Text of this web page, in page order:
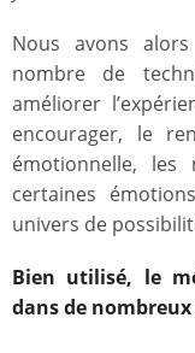
Nous avons
nombre de
améliorer
encourager, le
émotionnelle, les
certaines
univers de
Bien utilisé, le
dans de nombreux